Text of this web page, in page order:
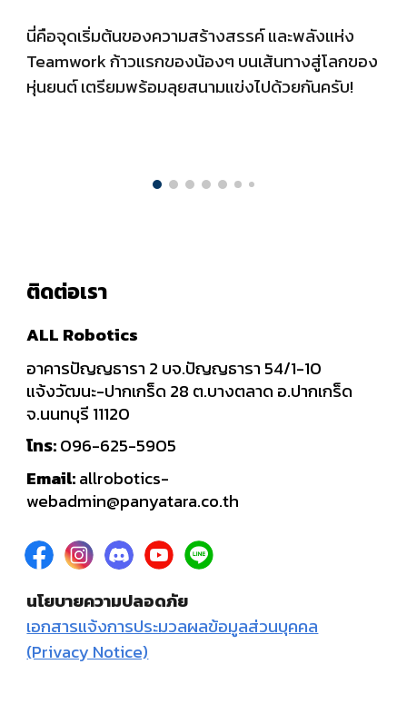
นี่คือจุดเริ่มต้นของความสร้างสรรค์ และพลังแห่ง
Teamwork ก้าวแรกของน้องๆ บนเส้นทางสู่โลกของ
หุ่นยนต์ เตรียมพร้อมลุยสนามแข่งไปด้วยกันครับ!
ติดต่อเรา
ALL Robotics
อาคารปัญญธารา 2 บจ.ปัญญธารา 54/1-10
แจ้งวัฒนะ-ปากเกร็ด 28 ต.บางตลาด อ.ปากเกร็ด
จ.นนทบุรี 11120
โทร:096-625-5905
Email:allrobotics-
webadmin@panyatara.co.th
นโยบายความปลอดภัย
เอกสารแจ้งการประมวลผลข้อมูลส่วนบุคคล
(Privacy Notice)